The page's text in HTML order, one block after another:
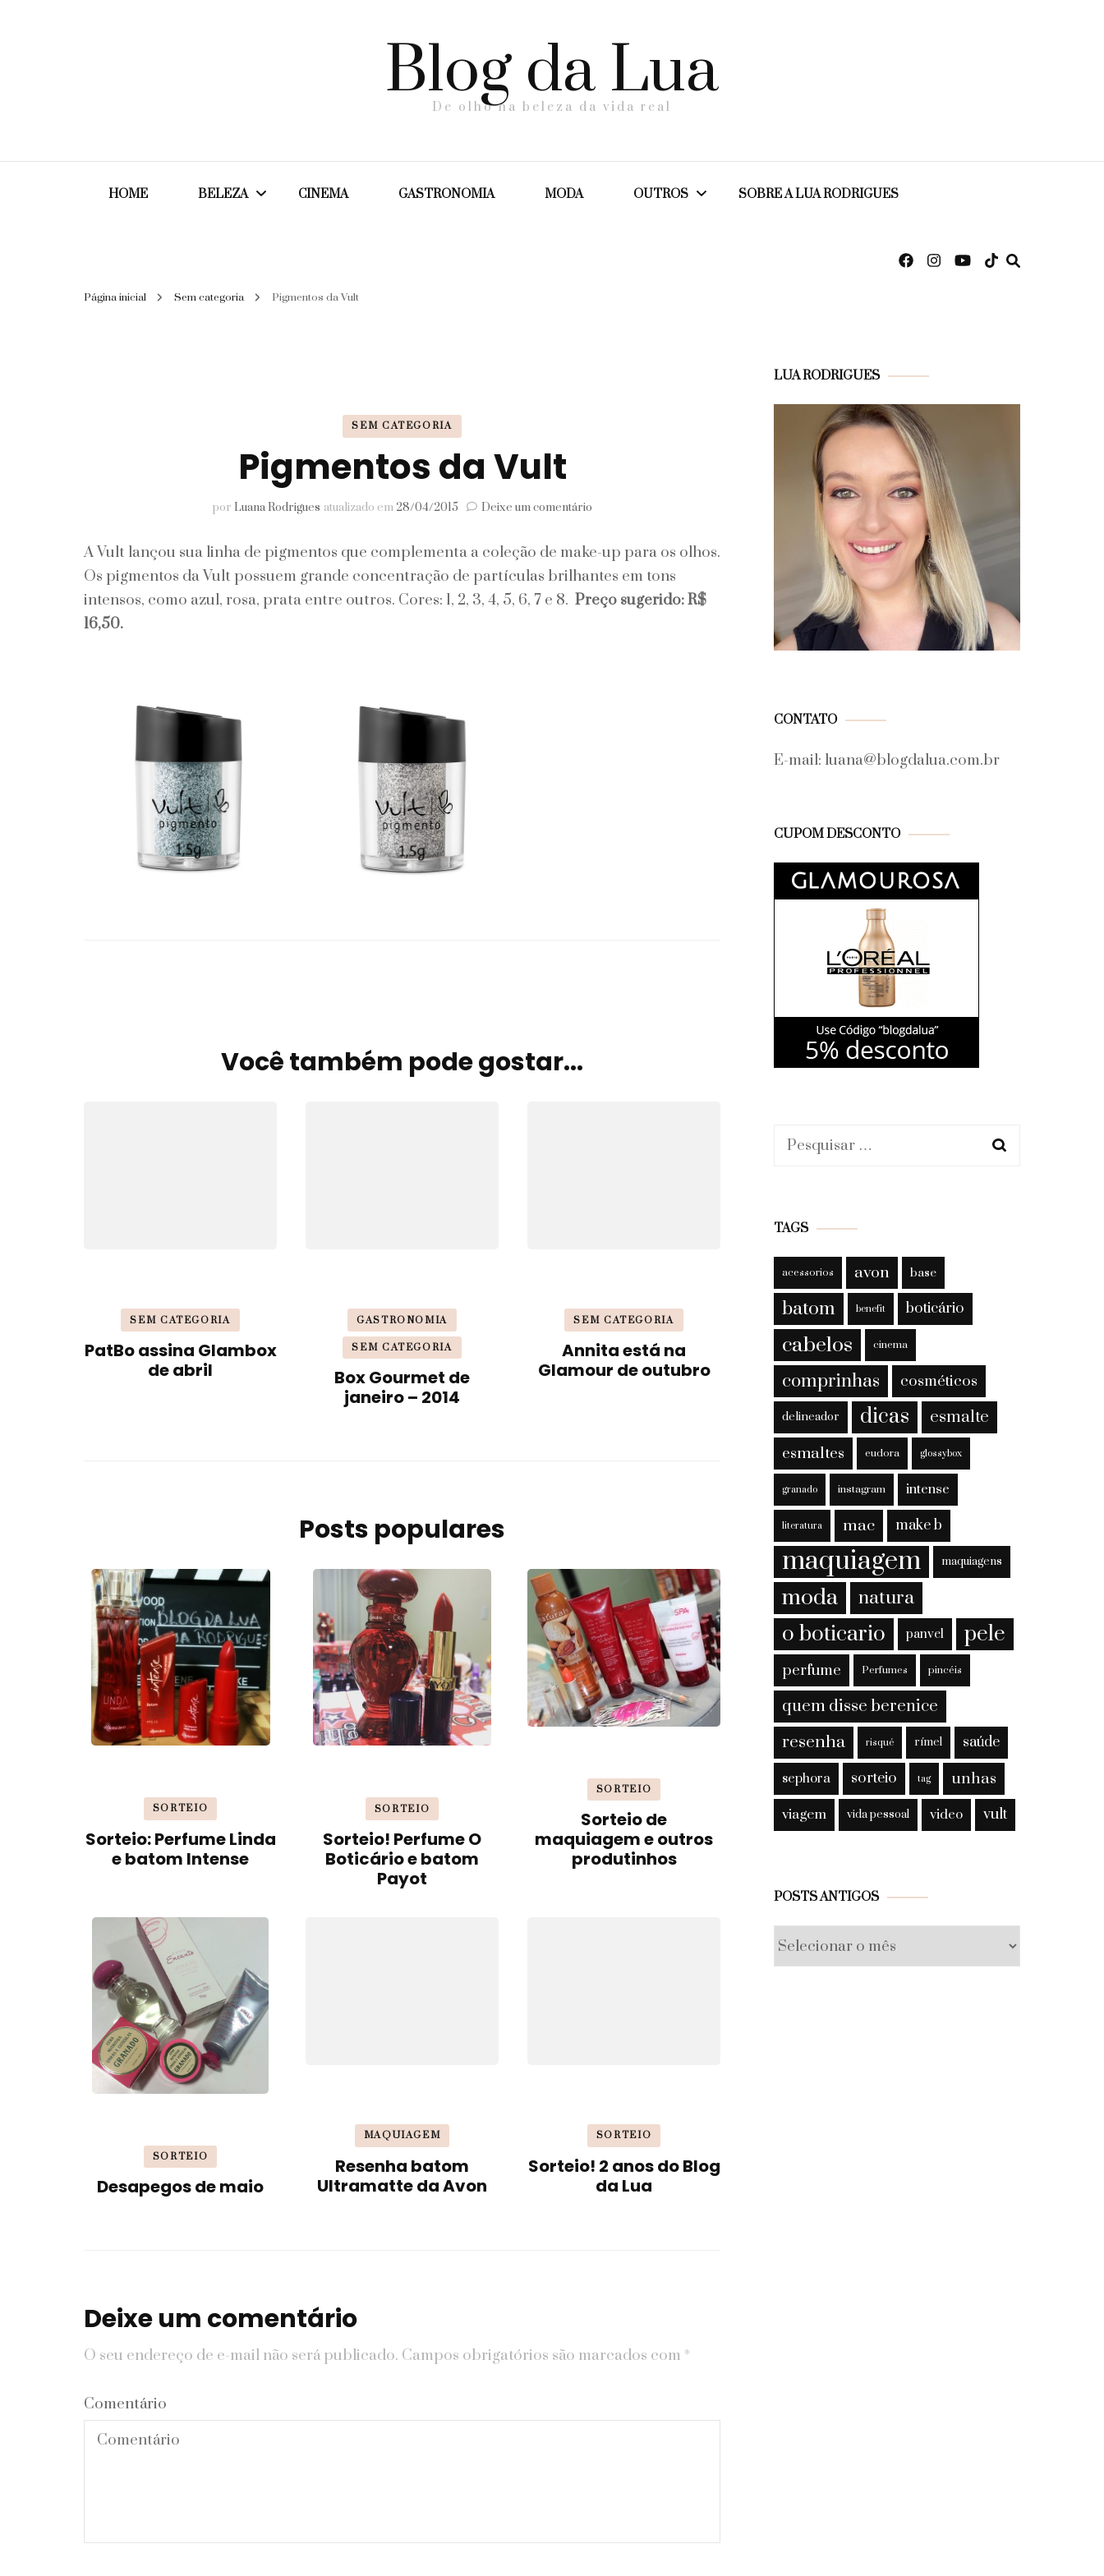
Blog da Lua
De olho na beleza da vida real
HOME BELEZA
Cosméticos
CINEMA GASTRONOMIA MODA OUTROS SOBRE A LUA RODRIGUES
Página inicial Sem categoria Pigmentos da Vult
SEM CATEGORIA
Pigmentos da Vult
por Luana Rodrigues atualizado em 28/04/2015 Deixe um comentárioem
Vult
A Vult lançou sua linha de pigmentos que complementa a coleção de make-up para os olhos.
Os pigmentos da Vult possuem grande concentração de partículas brilhantes em tons
intensos, como azul, rosa, prata entre outros. Cores: 1, 2, 3, 4, 5, 6, 7 e 8. Preço sugerido: R$
16,50.
Você também pode gostar...
SEM CATEGORIA
PatBo assina Glambox
de abril
GASTRONOMIA
SEM CATEGORIA
Box Gourmet de
janeiro – 2014
SEM CATEGORIA
Annita está na
Glamour de outubro
Posts populares
SORTEIO
Sorteio: Perfume Linda
e batom Intense
SORTEIO
Sorteio! Perfume O
Boticário e batom
Payot
SORTEIO
Sorteio de
maquiagem e outros
produtinhos
SORTEIO
Desapegos de maio
MAQUIAGEM
Resenha batom
Ultramatte da Avon
SORTEIO
Sorteio! 2 anos do Blog
da Lua
Deixe um comentário
O seu endereço de e-mail não será publicado. Campos obrigatórios são marcados com *
Comentário
LUA RODRIGUES
CONTATO
E-mail: luana@blogdalua.com.br
CUPOM DESCONTO
Pesquisar
TAGS
acessorios avon base
batom benefit boticário
cabelos cinema
comprinhas cosméticos
delineador dicas esmalte
esmaltes eudora glossybox
granado instagram intense
literatura mac make b
maquiagem maquiagens
moda natura
o boticario panvel pele
perfume Perfumes pincéis
quem disse berenice
resenha risqué rímel saúde
sephora sorteio tag unhas
viagem vida pessoal video vult
POSTS ANTIGOS
Posts